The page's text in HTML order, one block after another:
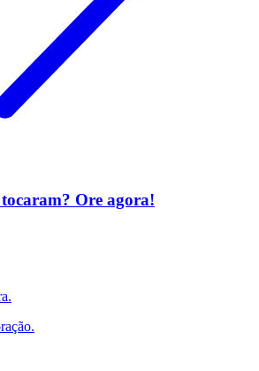
tocaram? Ore agora!